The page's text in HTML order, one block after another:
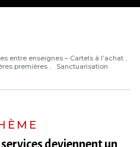
entre enseignes – Cartels à l’achat
premières Sanctuarisation
deviennent un